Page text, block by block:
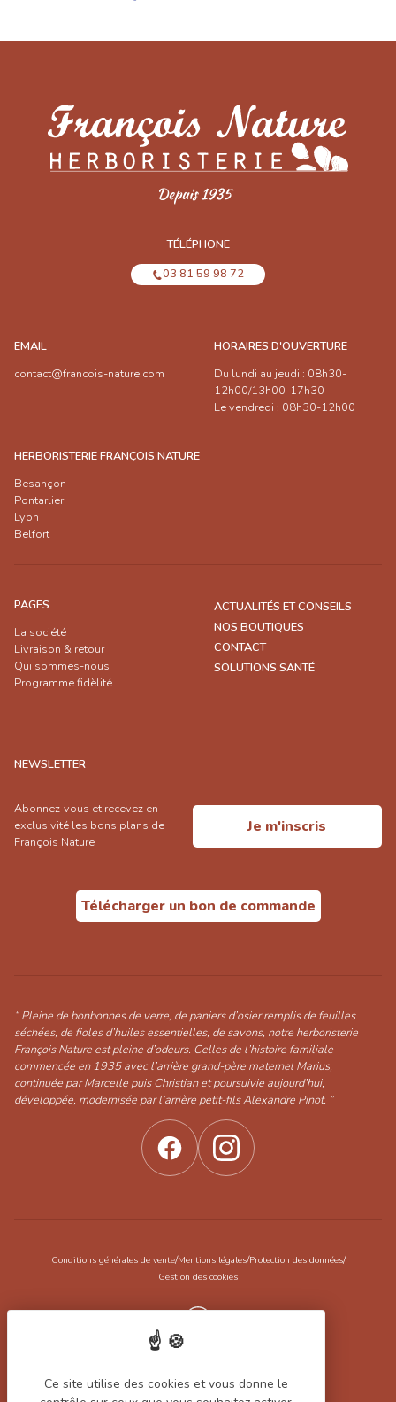
TÉLÉPHONE
03 81 59 98 72
EMAIL
contact@francois-nature.com
HORAIRES D'OUVERTURE
Du lundi au jeudi : 08h30-
12h00/13h00-17h30
Le vendredi : 08h30-12h00
HERBORISTERIE FRANÇOIS NATURE
Besançon
Pontarlier
Lyon
Belfort
PAGES
La société
Livraison & retour
Qui sommes-nous
Programme fidèlité
ACTUALITÉS ET CONSEILS
NOS BOUTIQUES
CONTACT
SOLUTIONS SANTÉ
NEWSLETTER
Abonnez-vous et recevez en
exclusivité les bons plans de
François Nature
Je m'inscris
Télécharger un bon de commande
“ Pleine de bonbonnes de verre, de paniers d’osier remplis de feuilles
séchées, de fioles d’huiles essentielles, de savons, notre herboristerie
François Nature est pleine d’odeurs. Celles de l’histoire familiale
commencée en 1935 avec l’arrière grand-père maternel Marius,
continuée par Marcelle puis Christian et poursuivie aujourd’hui,
développée, modernisée par l’arrière petit-fils Alexandre Pinot. ”
Conditions générales de vente/Mentions légales/Protection des données/
Gestion des cookies
Réalisation Koredge
Ce site utilise des cookies et vous donne le